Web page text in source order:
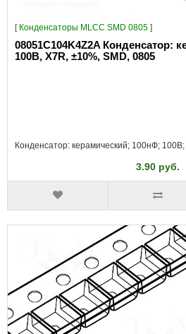
[ Конденсаторы MLCC SMD 0805 ]
08051C104K4Z2A Конденсатор:
100В, X7R, ±10%, SMD, 0805
Конденсатор: керамический; 100нФ;
3.90 руб.